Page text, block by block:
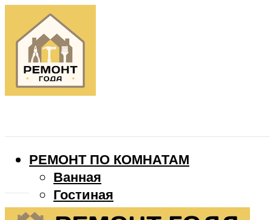
РЕМОНТ ПО КОМНАТАМ
Ванная
Гостиная
Детская